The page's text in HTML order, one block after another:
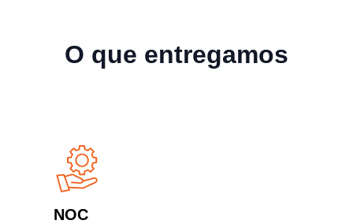
O que entregamos
NOC